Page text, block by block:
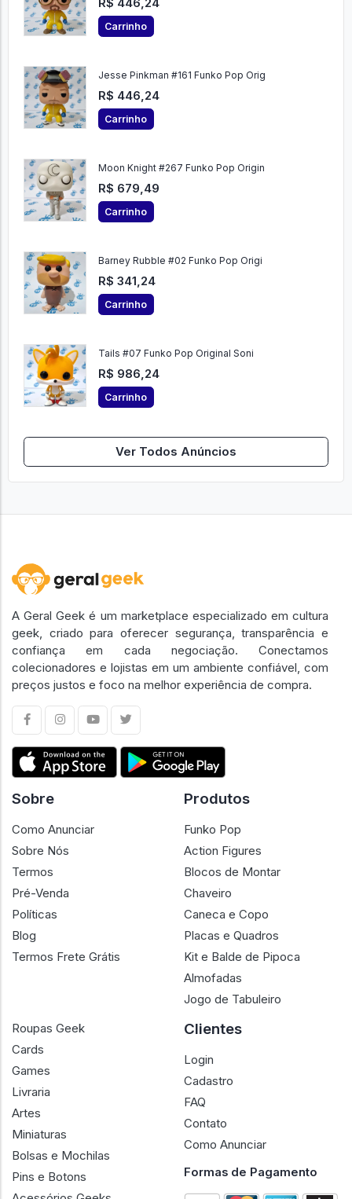
R$ 446,24
Carrinho
Jesse Pinkman #161 Funko Pop Orig
R$ 446,24
Carrinho
Moon Knight #267 Funko Pop Origin
R$ 679,49
Carrinho
Barney Rubble #02 Funko Pop Origi
R$ 341,24
Carrinho
Tails #07 Funko Pop Original Soni
R$ 986,24
Carrinho
Ver Todos Anúncios
A Geral Geek é um marketplace especializado em cultura
geek, criado para oferecer segurança, transparência e
confiança em cada negociação. Conectamos
colecionadores e lojistas em um ambiente confiável, com
preços justos e foco na melhor experiência de compra.
Sobre
Como Anunciar
Sobre Nós
Termos
Pré-Venda
Políticas
Blog
Termos Frete Grátis
Produtos
Funko Pop
Action Figures
Blocos de Montar
Chaveiro
Caneca e Copo
Placas e Quadros
Kit e Balde de Pipoca
Almofadas
Jogo de Tabuleiro
Roupas Geek
Cards
Games
Livraria
Artes
Miniaturas
Bolsas e Mochilas
Pins e Botons
Clientes
Login
Cadastro
FAQ
Contato
Como Anunciar
Formas de Pagamento